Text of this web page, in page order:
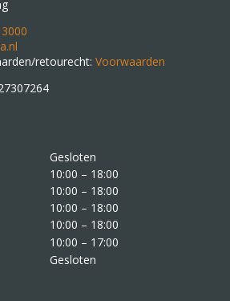
retourecht: Voorwaarden
Gesloten
10:00 – 18:00
10:00 – 18:00
10:00 – 18:00
10:00 – 18:00
10:00 – 17:00
Gesloten